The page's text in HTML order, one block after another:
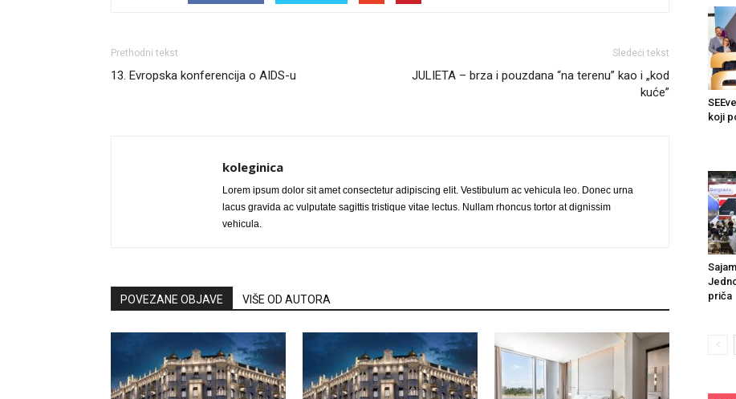
Prethodni tekst
13. Evropska konferencija o AIDS-u
Sledeći tekst
JULIETA – brza i pouzdana “na terenu” kao i „kod
kuće”
koleginica
Lorem ipsum dolor sit amet consectetur adipiscing elit. Vestibulum ac vehicula leo. Donec urna
lacus gravida ac vulputate sagittis tristique vitae lectus. Nullam rhoncus tortor at dignissim
vehicula.
POVEZANE OBJAVE VIŠE OD AUTORA
koji
priča